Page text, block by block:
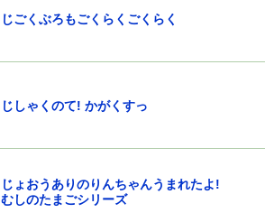
じごくぶろもごくらくごくらく
じしゃくのて! かがくすっ
じょおうありのりんちゃんうまれたよ!
むしのたまごシリーズ